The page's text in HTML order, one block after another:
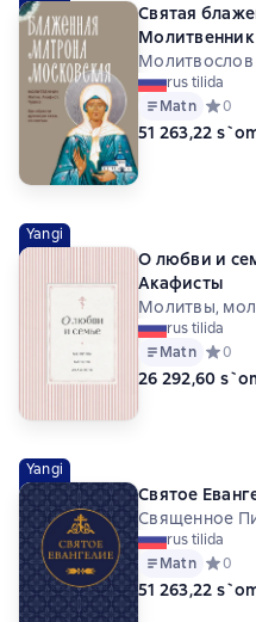
Святая
Молитвенник
Молитвослов
rus tilida
Matn
0
51 263,22
Yangi
О любви и
Акафисты
Молитвы,
rus tilida
Matn
0
26 292,60
Yangi
Святое
Священное
rus tilida
Matn
0
51 263,22